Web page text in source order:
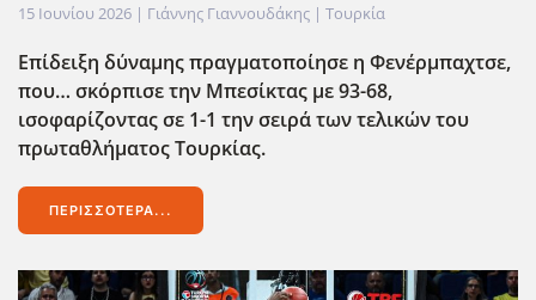
15 Ιουνίου 2026 | Γιάννης Γιαννουδάκης | Τουρκία
Επίδειξη δύναμης πραγματοποίησε η Φενέρμπαχτσε,
που… σκόρπισε την Μπεσίκτας με 93-68,
ισοφαρίζοντας σε 1-1 την σειρά των τελικών του
πρωταθλήματος Τουρκίας.
ΠΕΡΙΣΣΌΤΕΡΑ...